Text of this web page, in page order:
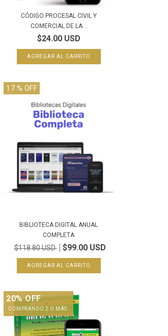
CÓDIGO PROCESAL CIVIL Y
COMERCIAL DE LA...
$24.00 USD
17 % OFF
BIBLIOTECA DIGITAL ANUAL
COMPLETA
$118.80 USD $99.00 USD
20% OFF
COMPRANDO 2 O MÁS.